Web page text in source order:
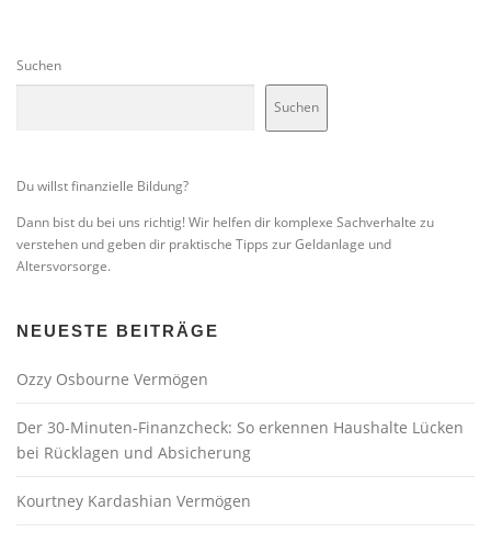
Suchen
Suchen
Du willst finanzielle Bildung?
Dann bist du bei uns richtig! Wir helfen dir komplexe Sachverhalte zu
verstehen und geben dir praktische Tipps zur Geldanlage und
Altersvorsorge.
NEUESTE BEITRÄGE
Ozzy Osbourne Vermögen
Der 30-Minuten-Finanzcheck: So erkennen Haushalte Lücken
bei Rücklagen und Absicherung
Kourtney Kardashian Vermögen